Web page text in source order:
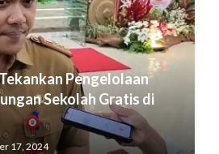
Pengelolaan
Sekolah Gratis di
17, 2024